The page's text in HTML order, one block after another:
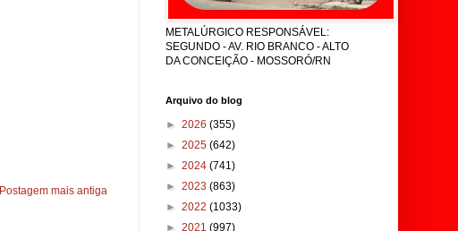
Postagem mais antiga
METALÚRGICO RESPONSÁVEL:
SEGUNDO - AV. RIO BRANCO - ALTO
DA CONCEIÇÃO - MOSSORÓ/RN
Arquivo do blog
► 2026 (355)
► 2025 (642)
► 2024 (741)
► 2023 (863)
► 2022 (1033)
► 2021 (997)